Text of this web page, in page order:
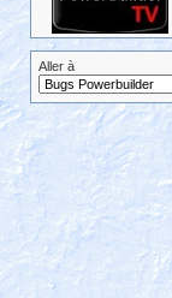
Aller à